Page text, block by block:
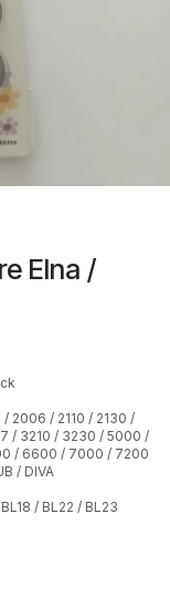
Elna /
2006 / 2110 / 2130 /
/ 3210 / 3230 / 5000 /
/ 6600 / 7000 / 7200
/ DIVA
/ BL22 / BL23